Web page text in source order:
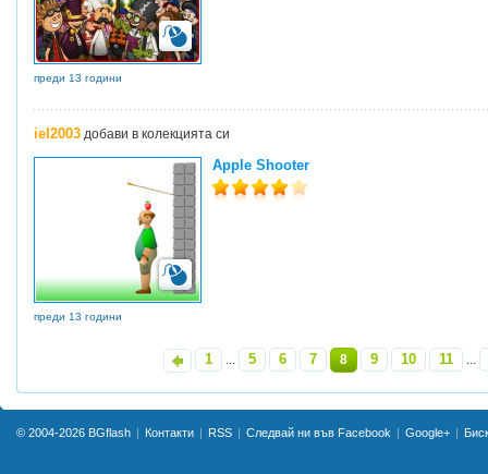
преди 13 години
iel2003 добави в колекцията си
Apple Shooter
преди 13 години
1 ... 5 6 7 8 9 10 11 ...
© 2004-2026 BGflash Контакти RSS Следвай ни във Facebook Google+